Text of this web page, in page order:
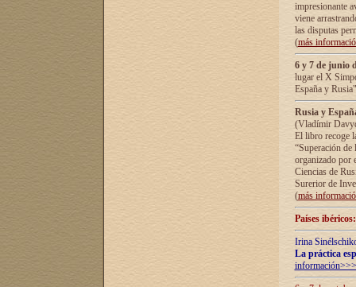
impresionante
viene
las disputas
(más
6 y 7 de junio
lugar el X
España y
Rusia y
(Vladímir
El libro recoge
“Superación
organizado por
Ciencias de
Surerior de
(más
Países
Irina
La práctica
información>>>